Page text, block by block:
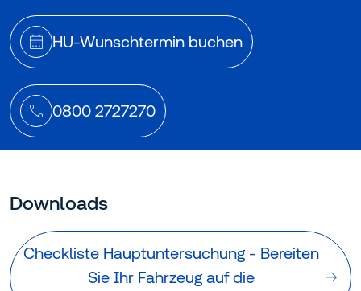
HU-Wunschtermin buchen
0800 2727270
Downloads
Checkliste Hauptuntersuchung - Bereiten
Sie Ihr Fahrzeug auf die